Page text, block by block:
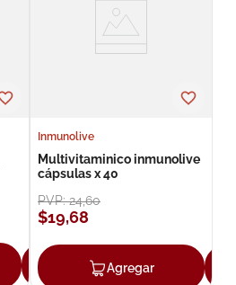
Agregar
Inmunolive
Multivitaminico inmunolive
cápsulas x 40
PVP:24,60
$19,68
Agregar